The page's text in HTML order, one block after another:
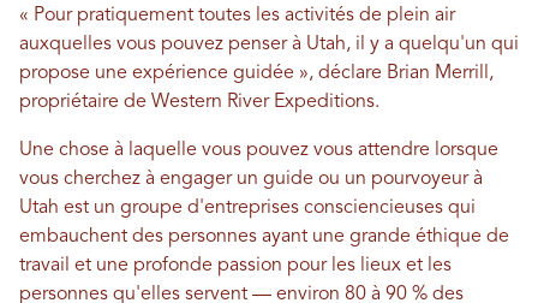
« Pour pratiquement toutes les activités de plein air
auxquelles vous pouvez penser à Utah, il y a quelqu'un qui
propose une expérience guidée », déclare Brian Merrill,
propriétaire de Western River Expeditions.
Une chose à laquelle vous pouvez vous attendre lorsque
vous cherchez à engager un guide ou un pourvoyeur à
Utah est un groupe d'entreprises consciencieuses qui
embauchent des personnes ayant une grande éthique de
travail et une profonde passion pour les lieux et les
personnes qu'elles servent — environ 80 à 90 % des